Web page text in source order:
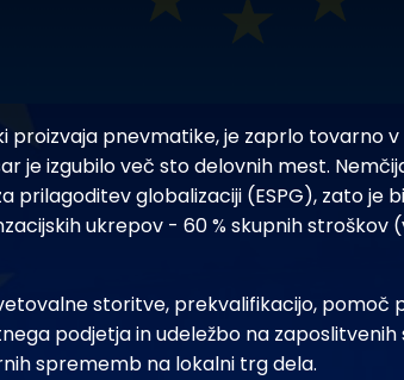
proizvaja pnevmatike, je zaprlo tovarno
je izgubilo več sto delovnih mest.
prilagoditev globalizaciji (ESPG), zato je
ukrepov - 60 % skupnih stroškov
storitve, prekvalifikacijo, pomoč
podjetja in udeležbo na zaposlitvenih
sprememb na lokalni trg dela.